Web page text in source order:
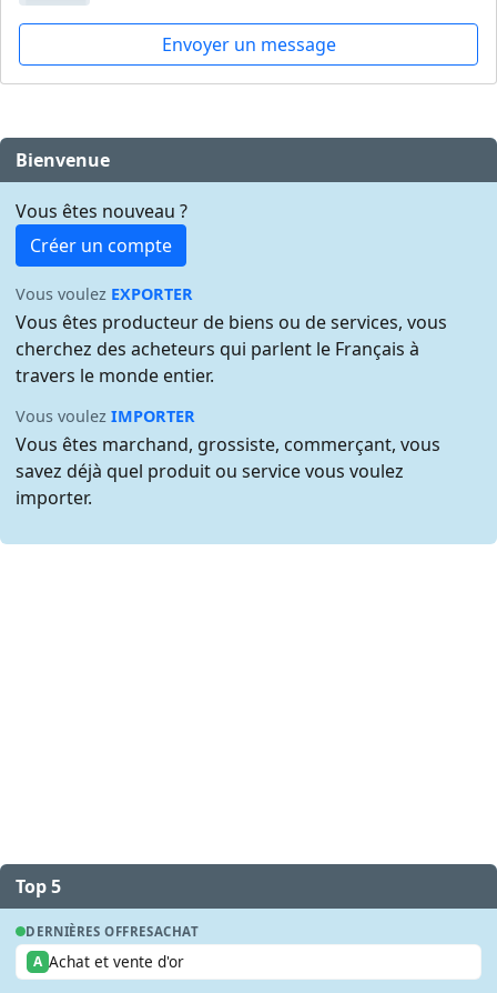
Envoyer un message
Bienvenue
Vous êtes nouveau ?
Créer un compte
Vous voulez EXPORTER
Vous êtes producteur de biens ou de services, vous
cherchez des acheteurs qui parlent le Français à
travers le monde entier.
Vous voulezIMPORTER
Vous êtes marchand, grossiste, commerçant, vous
savez déjà quel produit ou service vous voulez
importer.
Top 5
DERNIÈRES OFFRESACHAT
A Achat et vente d'or